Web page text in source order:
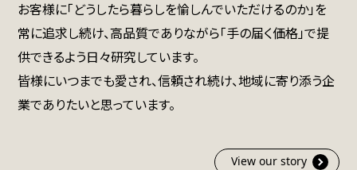
お客様に「どうしたら暮らしを愉しんでいただけるのか」を
常に追求し続け、高品質でありながら「手の届く価格」で提
供できるよう日々研究しています。
皆様にいつまでも愛され、信頼され続け、地域に寄り添う企
業でありたいと思っています。
View our story